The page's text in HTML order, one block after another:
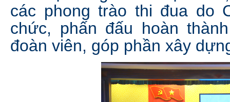
các phong trào thi đua do
chức, phấn đấu hoàn
đoàn viên, góp phần xây